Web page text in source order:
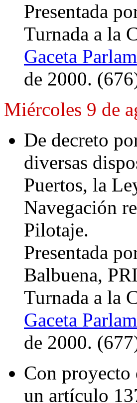
Presentada
Turnada a la
Gaceta
de 2000.
Miércoles 9 de
De decreto
diversas
Puertos, la
Navegación
Pilotaje.
Presentada
Balbuena,
Turnada a la
Gaceta
de 2000.
Con proyecto
un artículo